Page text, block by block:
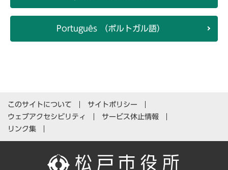
Português （ポルトガル語）
このサイトについて
サイトポリシー
ウェブアクセシビリティ
サービス休止情報
リンク集